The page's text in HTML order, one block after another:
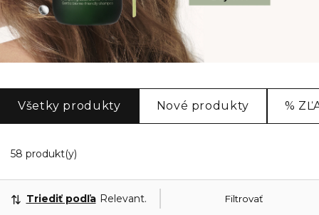
Všetky produkty Nové produkty %
58 produkt(y)
Filtrovať
Triediť podľa Relevantnosť